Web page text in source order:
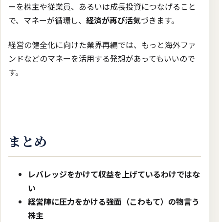
ーを株主や従業員、あるいは成長投資につなげること
で、マネーが循環し、 経済が再び活気づきます。
経営の健全化に向けた業界再編では、もっと海外ファ
ンドなどのマネーを活用する発想があってもいいので
す。
まとめ
レバレッジをかけて収益を上げているわけではな
い
経営陣に圧力をかける強面（こわもて）の物言う
株主